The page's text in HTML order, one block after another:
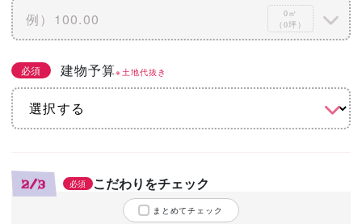
0㎡
（0坪）
必須 建物予算※土地代抜き
2/3 必須 こだわりをチェック
まとめてチェック